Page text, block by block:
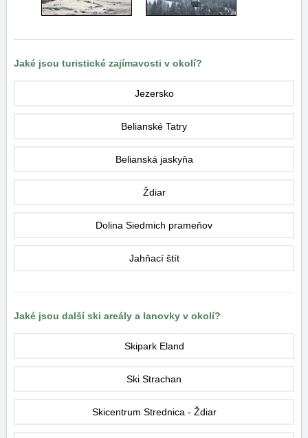
Jaké jsou turistické zajímavosti v okolí?
Jezersko
Belianské Tatry
Belianská jaskyňa
Ždiar
Dolina Siedmich prameňov
Jahňací štít
Jaké jsou další ski areály a lanovky v okolí?
Skipark Eland
Ski Strachan
Skicentrum Strednica - Ždiar